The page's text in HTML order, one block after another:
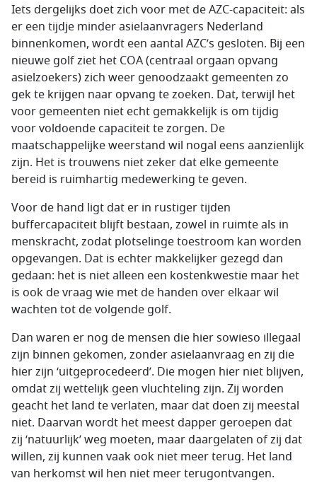
Iets dergelijks doet zich voor met de AZC-capaciteit: als
er een tijdje minder asielaanvragers Nederland
binnenkomen, wordt een aantal AZC’s gesloten. Bij een
nieuwe golf ziet het COA (centraal orgaan opvang
asielzoekers) zich weer genoodzaakt gemeenten zo
gek te krijgen naar opvang te zoeken. Dat, terwijl het
voor gemeenten niet echt gemakkelijk is om tijdig
voor voldoende capaciteit te zorgen. De
maatschappelijke weerstand wil nogal eens aanzienlijk
zijn. Het is trouwens niet zeker dat elke gemeente
bereid is ruimhartig medewerking te geven.
Voor de hand ligt dat er in rustiger tijden
buffercapaciteit blijft bestaan, zowel in ruimte als in
menskracht, zodat plotselinge toestroom kan worden
opgevangen. Dat is echter makkelijker gezegd dan
gedaan: het is niet alleen een kostenkwestie maar het
is ook de vraag wie met de handen over elkaar wil
wachten tot de volgende golf.
Dan waren er nog de mensen die hier sowieso illegaal
zijn binnen gekomen, zonder asielaanvraag en zij die
hier zijn ‘uitgeprocedeerd’. Die mogen hier niet blijven,
omdat zij wettelijk geen vluchteling zijn. Zij worden
geacht het land te verlaten, maar dat doen zij meestal
niet. Daarvan wordt het meest dapper geroepen dat
zij ‘natuurlijk’ weg moeten, maar daargelaten of zij dat
willen, zij kunnen vaak ook niet meer terug. Het land
van herkomst wil hen niet meer terugontvangen.